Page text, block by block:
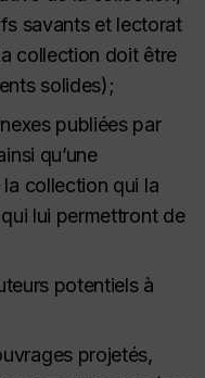
savants et lectorat
collection doit être
solides);
publiées par
qu’une
collection qui la
lui permettront de
potentiels à
projetés,